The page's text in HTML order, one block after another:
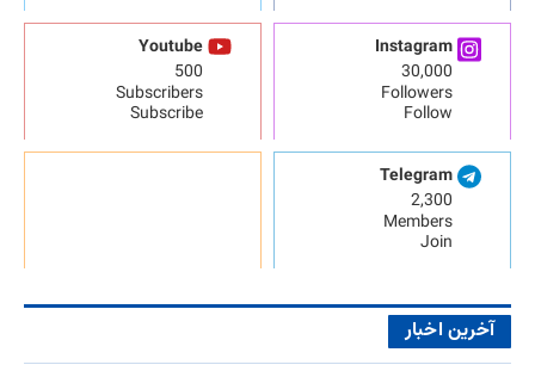
Instagram
30,000
Followers
Follow
Youtube
500
Subscribers
Subscribe
Telegram
2,300
Members
Join
آخرین اخبار